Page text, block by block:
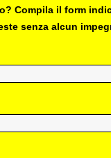
Compila il form
senza alcun